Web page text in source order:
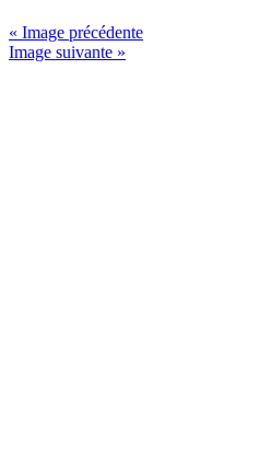
« Image précédente
Image suivante »